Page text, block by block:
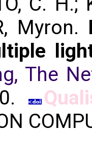
Myron.
The